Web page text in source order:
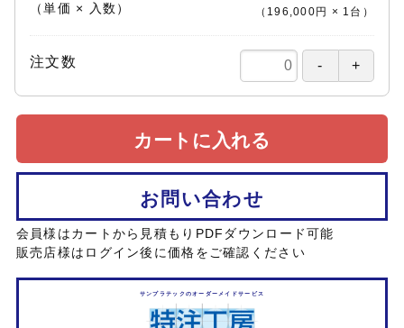
（単価 × 入数） （ 196,000円 × 1 台 ）
注文数
サンプラテックのオーダーメイドサービス
お問い合わせ
カートに入れる
会員様はカートから見積もりPDFダウンロード可能
販売店様はログイン後に価格をご確認ください